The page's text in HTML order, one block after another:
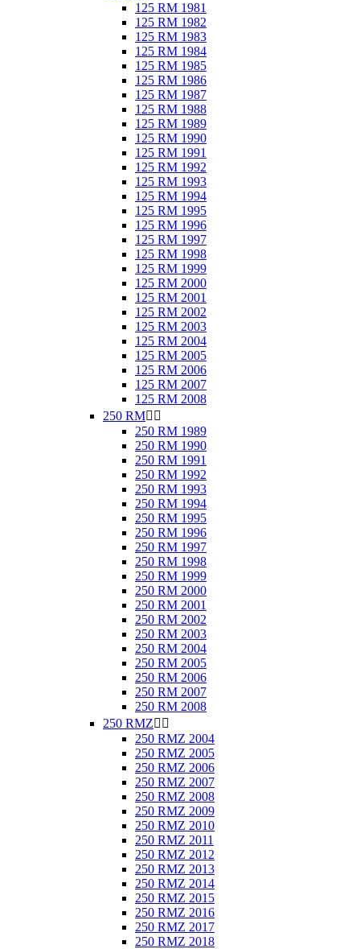
125 RM 1981
125 RM 1982
125 RM 1983
125 RM 1984
125 RM 1985
125 RM 1986
125 RM 1987
125 RM 1988
125 RM 1989
125 RM 1990
125 RM 1991
125 RM 1992
125 RM 1993
125 RM 1994
125 RM 1995
125 RM 1996
125 RM 1997
125 RM 1998
125 RM 1999
125 RM 2000
125 RM 2001
125 RM 2002
125 RM 2003
125 RM 2004
125 RM 2005
125 RM 2006
125 RM 2007
125 RM 2008
250 RM 
250 RM 1989
250 RM 1990
250 RM 1991
250 RM 1992
250 RM 1993
250 RM 1994
250 RM 1995
250 RM 1996
250 RM 1997
250 RM 1998
250 RM 1999
250 RM 2000
250 RM 2001
250 RM 2002
250 RM 2003
250 RM 2004
250 RM 2005
250 RM 2006
250 RM 2007
250 RM 2008
250 RMZ 
250 RMZ 2004
250 RMZ 2005
250 RMZ 2006
250 RMZ 2007
250 RMZ 2008
250 RMZ 2009
250 RMZ 2010
250 RMZ 2011
250 RMZ 2012
250 RMZ 2013
250 RMZ 2014
250 RMZ 2015
250 RMZ 2016
250 RMZ 2017
250 RMZ 2018